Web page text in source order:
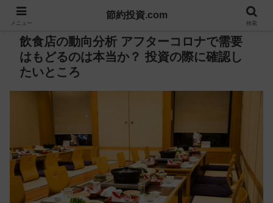
PR
飲食店の動向分析 アフターコロナで需要
はもどるのは本当か？ 投資の際に確認し
たいところ
メニュー
節約投資.com
検索